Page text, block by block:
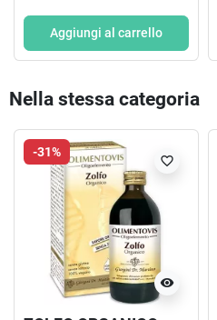
Aggiungi al carrello
Nella stessa categoria
-31%
visibility
favorite_border